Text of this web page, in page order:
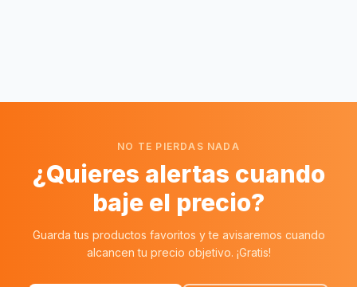
NO TE PIERDAS NADA
¿Quieres alertas cuando
baje el precio?
Guarda tus productos favoritos y te avisaremos cuando
alcancen tu precio objetivo. ¡Gratis!